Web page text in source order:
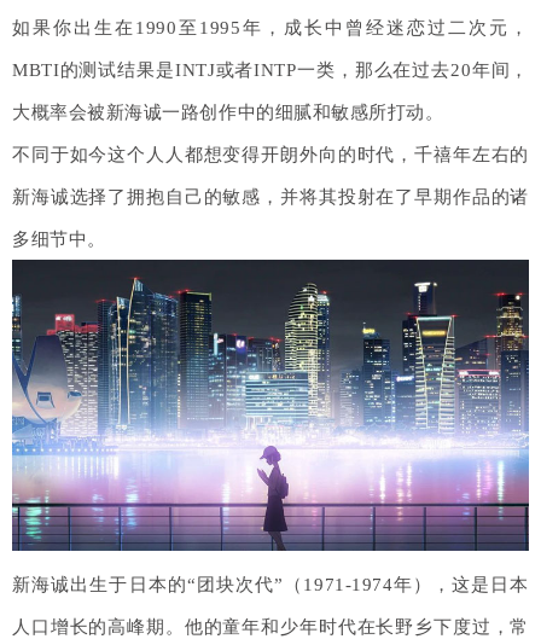
如果你出生在1990至1995年，成长中曾经迷恋过二次元，
MBTI的测试结果是INTJ或者INTP一类，那么在过去20年间，
大概率会被新海诚一路创作中的细腻和敏感所打动。
不同于如今这个人人都想变得开朗外向的时代，千禧年左右的
新海诚选择了拥抱自己的敏感，并将其投射在了早期作品的诸
多细节中。
新海诚出生于日本的“团块次代”（1971-1974年），这是日本
人口增长的高峰期。他的童年和少年时代在长野乡下度过，常